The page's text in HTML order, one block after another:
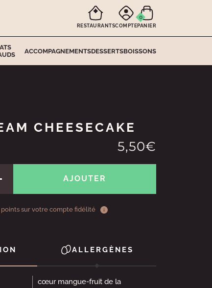
RESTAURANTSCOMPTEPANIER
0
ACCOMPAGNEMENTSDESSERTSBOISSONS
CHEESECAKE
5,50€
AJOUTER
sur votre compte fidélité
ALLERGÈNES
cœur mangue-fruit de la